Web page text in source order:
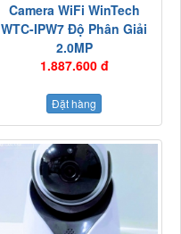
Camera WiFi WinTech
WTC-IPW7 Độ Phân Giải
2.0MP
1.887.600 đ
Đặt hàng